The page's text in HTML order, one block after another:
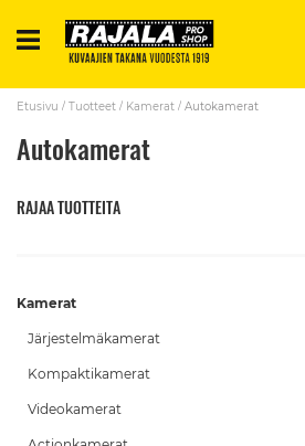
Etusivu Tuotteet Kamerat Autokamerat
Autokamerat
Kamerat
Järjestelmäkamerat
Kompaktikamerat
Videokamerat
RAJAA TUOTTEITA